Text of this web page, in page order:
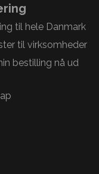
til hele Danmark
til virksomheder
bestilling nå ud